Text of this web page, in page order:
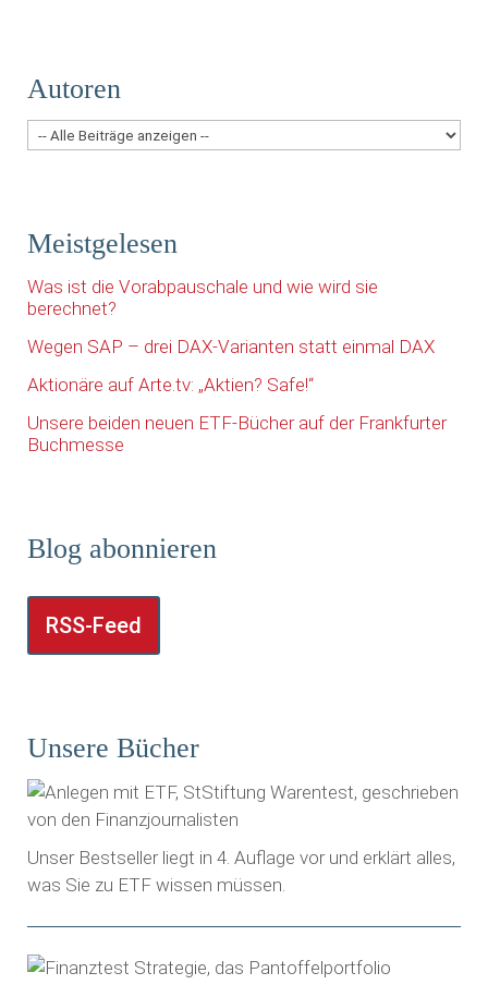
Autoren
Meistgelesen
Was ist die Vorabpauschale und wie wird sie
berechnet?
Wegen SAP – drei DAX-Varianten statt einmal DAX
Aktionäre auf Arte.tv: „Aktien? Safe!“
Unsere beiden neuen ETF-Bücher auf der Frankfurter
Buchmesse
Blog abonnieren
RSS-Feed
Unsere Bücher
Unser Bestseller liegt in 4. Auflage vor und erklärt alles,
was Sie zu ETF wissen müssen.